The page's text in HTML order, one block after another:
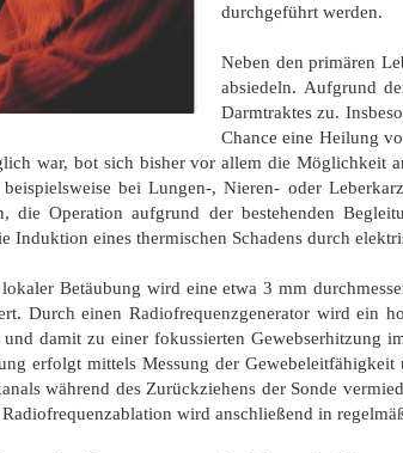
durchgeführt werden.
Neben den primären
absiedeln. Aufgrund
Darmtraktes zu.
Chance eine Heilung
war, bot sich bisher vor allem die Möglichkeit
beispielsweise bei Lungen-, Nieren- oder
die Operation aufgrund der bestehenden
Induktion eines thermischen Schadens durch
Betäubung wird eine etwa 3 mm
Durch einen Radiofrequenzgenerator wird ein
damit zu einer fokussierten Gewebserhitzung
erfolgt mittels Messung der
während des Zurückziehens der Sonde
Radiofrequenzablation wird anschließend in